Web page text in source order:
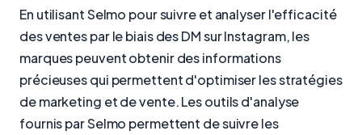
En utilisant Selmo pour suivre et analyser l'efficacité
des ventes par le biais des DM sur Instagram, les
marques peuvent obtenir des informations
précieuses qui permettent d'optimiser les stratégies
de marketing et de vente. Les outils d'analyse
fournis par Selmo permettent de suivre les